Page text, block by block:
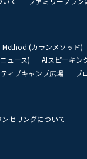
Method (カランメソッド)
ュース)
AIスピーキン
ィブキャンプ広場
ブ
セリングについて